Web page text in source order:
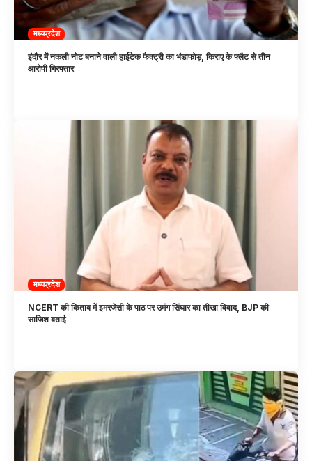
मध्यप्रदेश
इंदौर में नकली नोट बनाने वाली हाईटेक फैक्ट्री का भंडाफोड़, किराए के फ्लैट से तीन
आरोपी गिरफ्तार
मध्यप्रदेश
NCERT की किताब में इमरजेंसी के पाठ पर उमंग सिंघार का तीखा विवाद, BJP की
साजिश बताई